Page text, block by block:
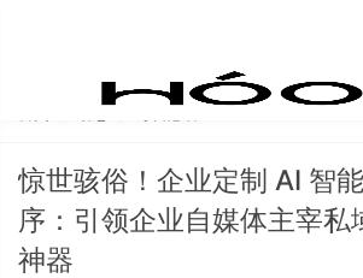
惊世骇俗！企业定制 AI 智
序：引领企业自媒体主宰私
神器